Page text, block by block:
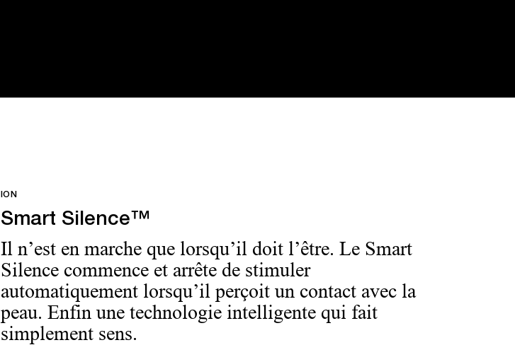
ION
Smart Silence™
Il n’est en marche que lorsqu’il doit l’être. Le Smart
Silence commence et arrête de stimuler
automatiquement lorsqu’il perçoit un contact avec la
peau. Enfin une technologie intelligente qui fait
simplement sens.